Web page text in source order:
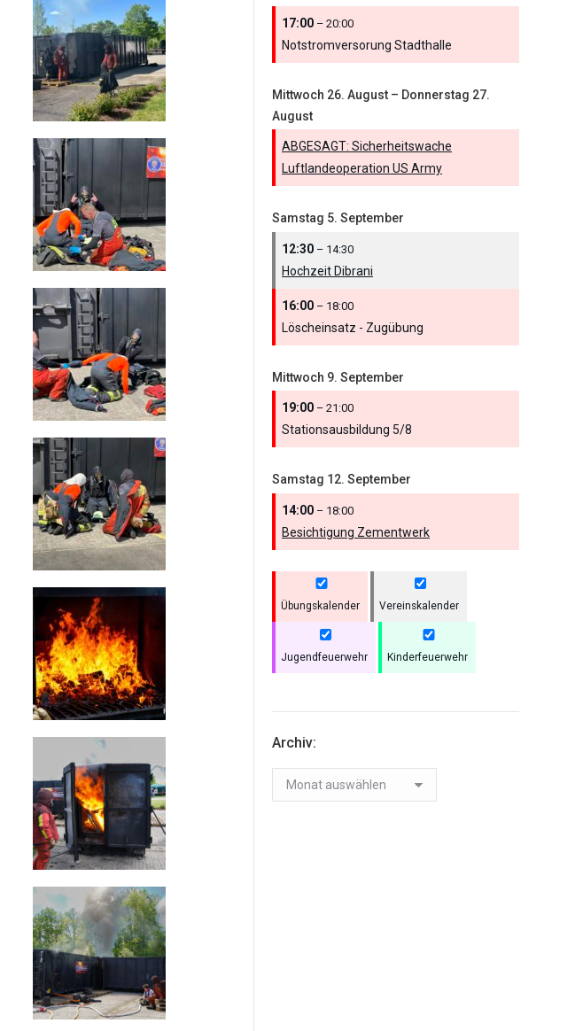
17:00 – 20:00
Notstromversorung Stadthalle
Mittwoch 26. August – Donnerstag 27.
August
ABGESAGT: Sicherheitswache
Luftlandeoperation US Army
Samstag 5. September
12:30 – 14:30
Hochzeit Dibrani
16:00 – 18:00
Löscheinsatz - Zugübung
Mittwoch 9. September
19:00 – 21:00
Stationsausbildung 5/8
Samstag 12. September
14:00 – 18:00
Besichtigung Zementwerk
Übungskalender Vereinskalender
Jugendfeuerwehr Kinderfeuerwehr
Archiv:
Archiv: